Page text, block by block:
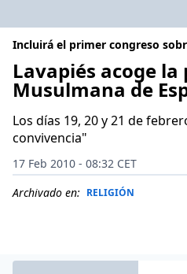
Incluirá el primer congreso
Lavapiés acoge
Musulmana de
Los días 19, 20 y 21 de
convivencia"
17 Feb 2010 - 08:32 CET
Archivado en: RELIGIÓN